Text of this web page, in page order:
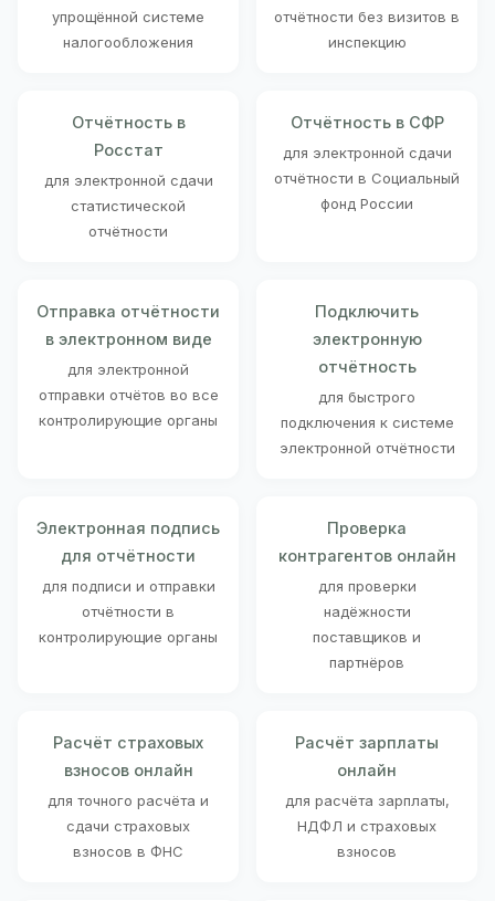
упрощённой системе
налогообложения
отчётности без визитов в
инспекцию
Отчётность в
Росстат
для электронной сдачи
статистической
отчётности
Отчётность в СФР
для электронной сдачи
отчётности в Социальный
фонд России
Отправка отчётности
в электронном виде
для электронной
отправки отчётов во все
контролирующие органы
Подключить
электронную
отчётность
для быстрого
подключения к системе
электронной отчётности
Электронная подпись
для отчётности
для подписи и отправки
отчётности в
контролирующие органы
Проверка
контрагентов онлайн
для проверки
надёжности
поставщиков и
партнёров
Расчёт страховых
взносов онлайн
для точного расчёта и
сдачи страховых
взносов в ФНС
Расчёт зарплаты
онлайн
для расчёта зарплаты,
НДФЛ и страховых
взносов